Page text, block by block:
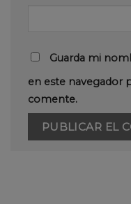
Guarda mi
en este navegador
comente.